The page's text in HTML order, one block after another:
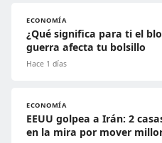
ECONOMÍA
¿Qué significa para ti el
guerra afecta tu bolsillo
Hace 1 días
ECONOMÍA
EEUU golpea a Irán: 2
en la mira por mover